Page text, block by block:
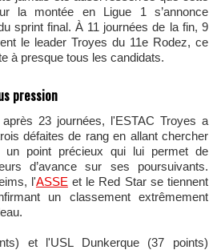
la montée en Ligue 1 s’annonce
sprint final. À 11 journées de la fin, 9
le leader Troyes du 11e Rodez, ce
à presque tous les candidats.
pression
défaites de rang en allant chercher
point précieux qui lui permet de
d’avance sur ses poursuivants.
l'ASSE et le Red Star se tiennent
un classement extrêmement
et l'USL Dunkerque (37 points)